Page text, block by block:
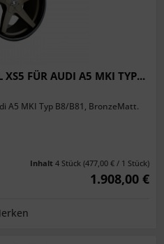
XS5 FÜR AUDI A5 MKI TYP...
A5 MKI Typ B8/B81, BronzeMatt.
Inhalt 4 Stück (477,00 € / 1 Stück)
1.908,00 €